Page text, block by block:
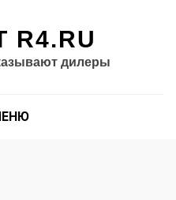
R4.RU
дилеры